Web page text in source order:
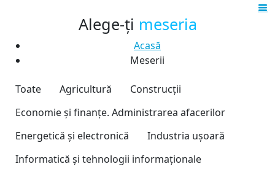
Alege-ți meseria
Acasă
Meserii
Toate Agricultură
Construcții
Economie și finanțe. Administrarea afacerilor
Energetică și electronică
Industria ușoară
Informatică și tehnologii informaționale